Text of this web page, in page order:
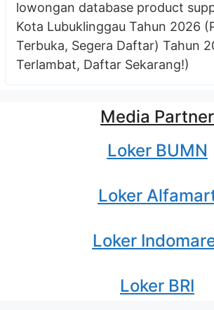
lowongan database product
Kota Lubuklinggau Tahun 2026
Terbuka, Segera Daftar) Tahun
Terlambat, Daftar Sekarang!)
Media Partner
Loker BUMN
Loker
Loker
Loker BRI